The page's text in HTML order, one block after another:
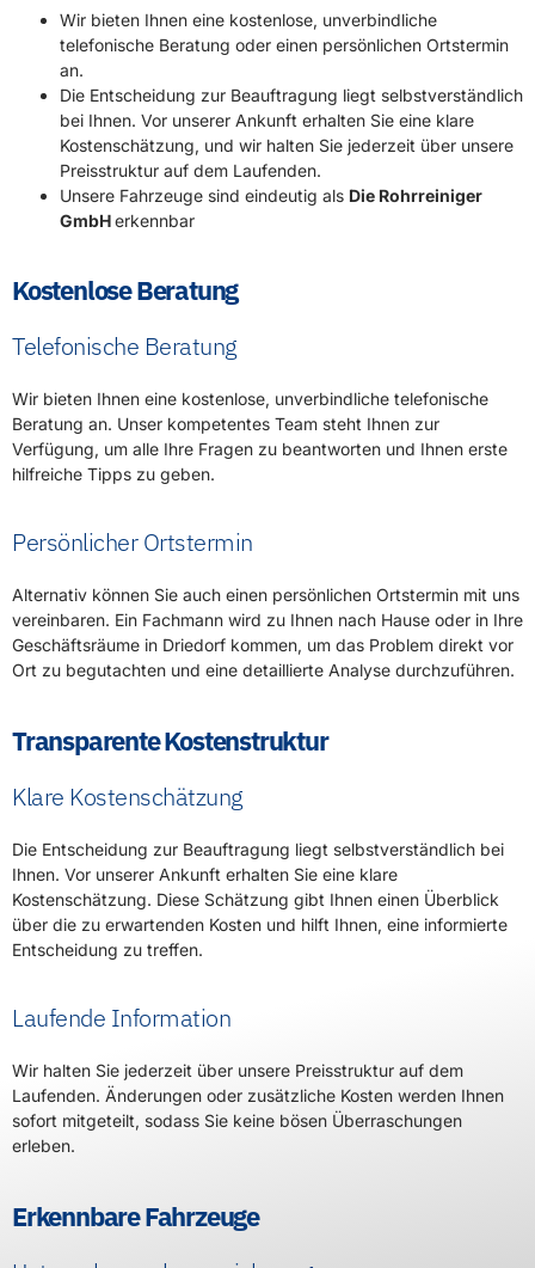
Wir bieten Ihnen eine kostenlose, unverbindliche
telefonische Beratung oder einen persönlichen Ortstermin
an.
Die Entscheidung zur Beauftragung liegt selbstverständlich
bei Ihnen. Vor unserer Ankunft erhalten Sie eine klare
Kostenschätzung, und wir halten Sie jederzeit über unsere
Preisstruktur auf dem Laufenden.
Unsere Fahrzeuge sind eindeutig als Die Rohrreiniger
GmbHerkennbar
Kostenlose Beratung
Telefonische Beratung
Wir bieten Ihnen eine kostenlose, unverbindliche telefonische
Beratung an. Unser kompetentes Team steht Ihnen zur
Verfügung, um alle Ihre Fragen zu beantworten und Ihnen erste
hilfreiche Tipps zu geben.
Persönlicher Ortstermin
Alternativ können Sie auch einen persönlichen Ortstermin mit uns
vereinbaren. Ein Fachmann wird zu Ihnen nach Hause oder in Ihre
Geschäftsräume in Driedorf kommen, um das Problem direkt vor
Ort zu begutachten und eine detaillierte Analyse durchzuführen.
Transparente Kostenstruktur
Klare Kostenschätzung
Die Entscheidung zur Beauftragung liegt selbstverständlich bei
Ihnen. Vor unserer Ankunft erhalten Sie eine klare
Kostenschätzung. Diese Schätzung gibt Ihnen einen Überblick
über die zu erwartenden Kosten und hilft Ihnen, eine informierte
Entscheidung zu treffen.
Laufende Information
Wir halten Sie jederzeit über unsere Preisstruktur auf dem
Laufenden. Änderungen oder zusätzliche Kosten werden Ihnen
sofort mitgeteilt, sodass Sie keine bösen Überraschungen
erleben.
Erkennbare Fahrzeuge